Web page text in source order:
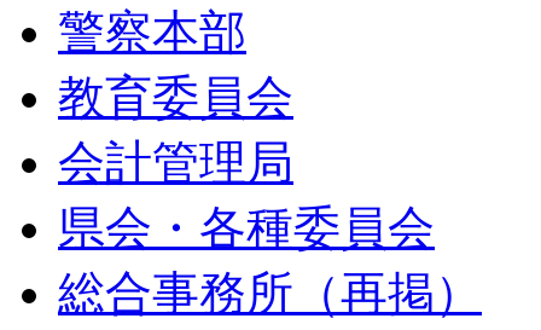
警察本部
教育委員会
会計管理局
県会・各種委員会
総合事務所（再掲）